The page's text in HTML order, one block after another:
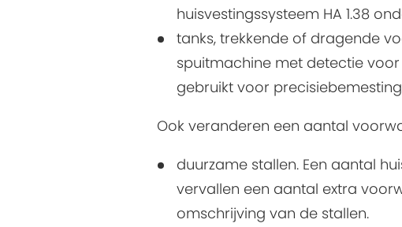
huisvestingssysteem HA 1.38
tanks, trekkende of dragende
spuitmachine met detectie
gebruikt voor
Ook veranderen een aantal
duurzame stallen. Een aantal
vervallen een aantal extra
omschrijving van de stallen.